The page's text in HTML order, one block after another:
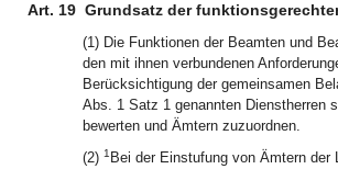
Art. 19 Grundsatz der
(1) Die Funktionen der Beamten und
den mit ihnen verbundenen
Berücksichtigung der gemeinsamen
Abs. 1 Satz 1 genannten Dienstherren
bewerten und Ämtern zuzuordnen.
(2) 1 Bei der Einstufung von Ämtern der